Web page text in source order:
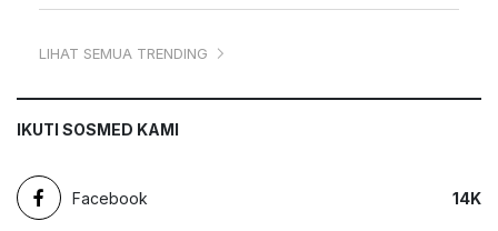
LIHAT SEMUA TRENDING
IKUTI SOSMED KAMI
Facebook 14K